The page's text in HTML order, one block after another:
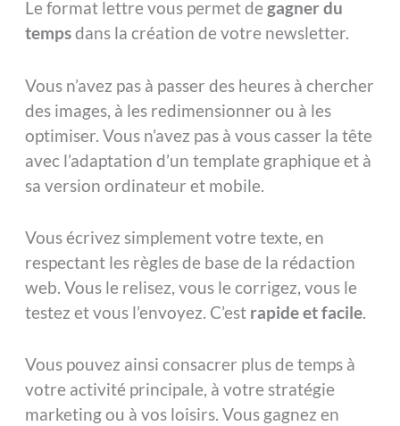
Le format lettre vous permet de gagner du
tempsdans la création de votre newsletter.
Vous n’avez pas à passer des heures à chercher
des images, à les redimensionner ou à les
optimiser. Vous n’avez pas à vous casser la tête
avec l’adaptation d’un template graphique et à
sa version ordinateur et mobile.
Vous écrivez simplement votre texte, en
respectant les règles de base de la rédaction
web. Vous le relisez, vous le corrigez, vous le
testez et vous l’envoyez. C’est rapide et facile.
Vous pouvez ainsi consacrer plus de temps à
votre activité principale, à votre stratégie
marketing ou à vos loisirs. Vous gagnez en